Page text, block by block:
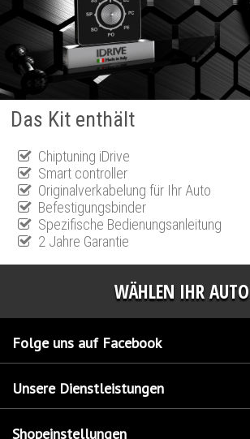
Das Kit enthält
Chiptuning iDrive
Smart controller
Originalverkabelung für Ihr Auto
Befestigungsbinder
Spezifische Bedienungsanleitung
2 Jahre Garantie
WÄHLEN IHR AUTO
Folge uns auf Facebook
Unsere Dienstleistungen
Shopeinstellungen